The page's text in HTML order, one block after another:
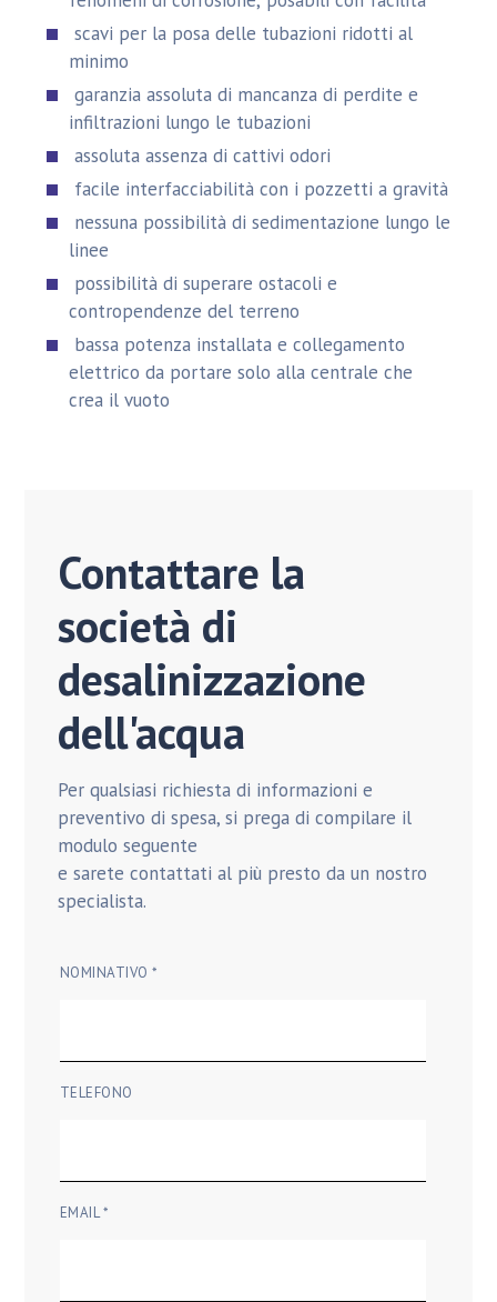
scavi per la posa delle tubazioni ridotti al
minimo
garanzia assoluta di mancanza di perdite e
infiltrazioni lungo le tubazioni
assoluta assenza di cattivi odori
facile interfacciabilità con i pozzetti a gravità
nessuna possibilità di sedimentazione lungo le
linee
possibilità di superare ostacoli e
contropendenze del terreno
bassa potenza installata e collegamento
elettrico da portare solo alla centrale che
crea il vuoto
Contattare la
società di
desalinizzazione
dell'acqua
Per qualsiasi richiesta di informazioni e
preventivo di spesa, si prega di compilare il
modulo seguente
e sarete contattati al più presto da un nostro
specialista.
NOMINATIVO *
TELEFONO
EMAIL *